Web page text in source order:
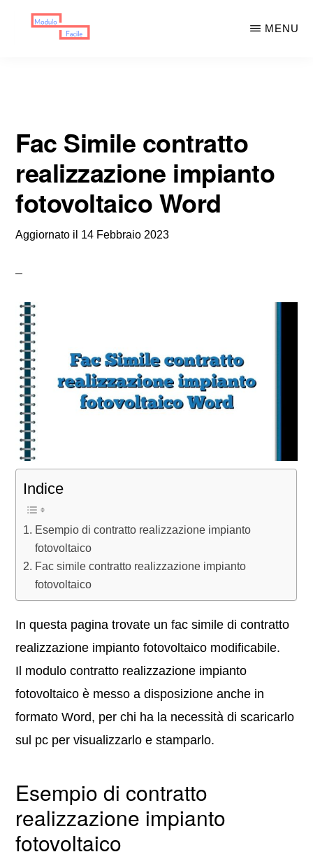
MENU
Fac Simile contratto
realizzazione impianto
fotovoltaico Word
Aggiornato il 14 Febbraio 2023
Indice
Esempio di contratto realizzazione impianto
fotovoltaico
Fac simile contratto realizzazione impianto
fotovoltaico
In questa pagina trovate un fac simile di contratto
realizzazione impianto fotovoltaico modificabile.
Il modulo contratto realizzazione impianto
fotovoltaico è messo a disposizione anche in
formato Word, per chi ha la necessità di scaricarlo
sul pc per visualizzarlo e stamparlo.
Esempio di contratto
realizzazione impianto
fotovoltaico